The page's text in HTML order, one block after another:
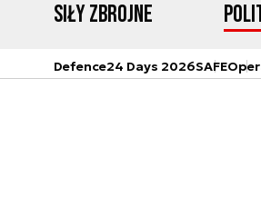
Siły zbrojne
Defence24 Days 2026SAFE